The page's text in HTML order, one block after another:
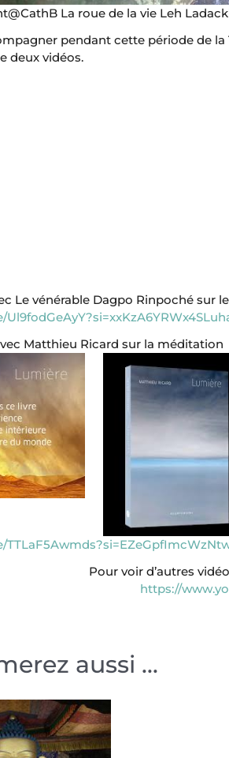
La roue de la vie Leh
pendant cette période de la
deux vidéos.
Le vénérable Dagpo Rinpoché sur
Matthieu Ricard sur la méditation
Pour voir d’autres
https://
aussi ...